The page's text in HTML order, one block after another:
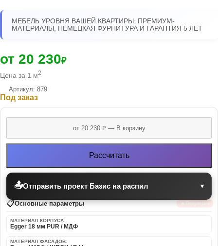
МЕБЕЛЬ УРОВНЯ ВАШЕЙ КВАРТИРЫ: ПРЕМИУМ-
МАТЕРИАЛЫ, НЕМЕЦКАЯ ФУРНИТУРА И ГАРАНТИЯ 5 ЛЕТ
от 20 230₽
Цена за 1 м2
Артикул: 879
Под заказ
Рассчитать
📤Отправить проект Базис на распил ▾
📋Основные параметры 🔥 Популярно
МАТЕРИАЛ КОРПУСА:
Egger 18 мм PUR / МДФ
МАТЕРИАЛ ФАСАДОВ: